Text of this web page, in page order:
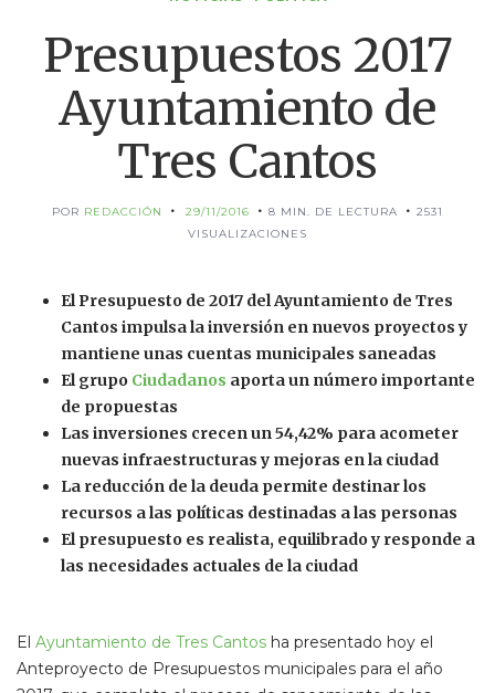
Presupuestos 2017
Ayuntamiento de
Tres Cantos
POR REDACCIÓN 29/11/2016 8 MIN. DE LECTURA
2531
VISUALIZACIONES
El Presupuesto de 2017 del Ayuntamiento de Tres
Cantos impulsa la inversión en nuevos proyectos y
mantiene unas cuentas municipales saneadas
El grupo Ciudadanos aporta un número importante
de propuestas
Las inversiones crecen un 54,42% para acometer
nuevas infraestructuras y mejoras en la ciudad
La reducción de la deuda permite destinar los
recursos a las políticas destinadas a las personas
El presupuesto es realista, equilibrado y responde a
las necesidades actuales de la ciudad
El Ayuntamiento de Tres Cantos ha presentado hoy el
Anteproyecto de Presupuestos municipales para el año